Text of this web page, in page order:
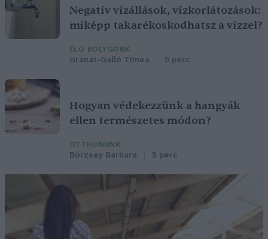
Negatív vízállások, vízkorlátozások:
miképp takarékoskodhatsz a vízzel?
ÉLŐ BOLYGÓNK
Granát-Galló Tímea 5 perc
Hogyan védekezzünk a hangyák
ellen természetes módon?
OTTHONUNK
Börzsey Barbara 5 perc